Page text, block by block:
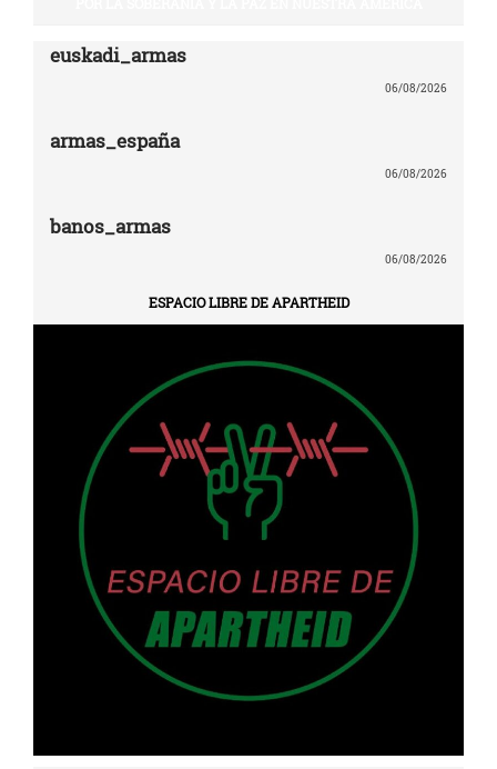
euskadi_armas
06/08/2026
armas_españa
06/08/2026
banos_armas
06/08/2026
ESPACIO LIBRE DE APARTHEID